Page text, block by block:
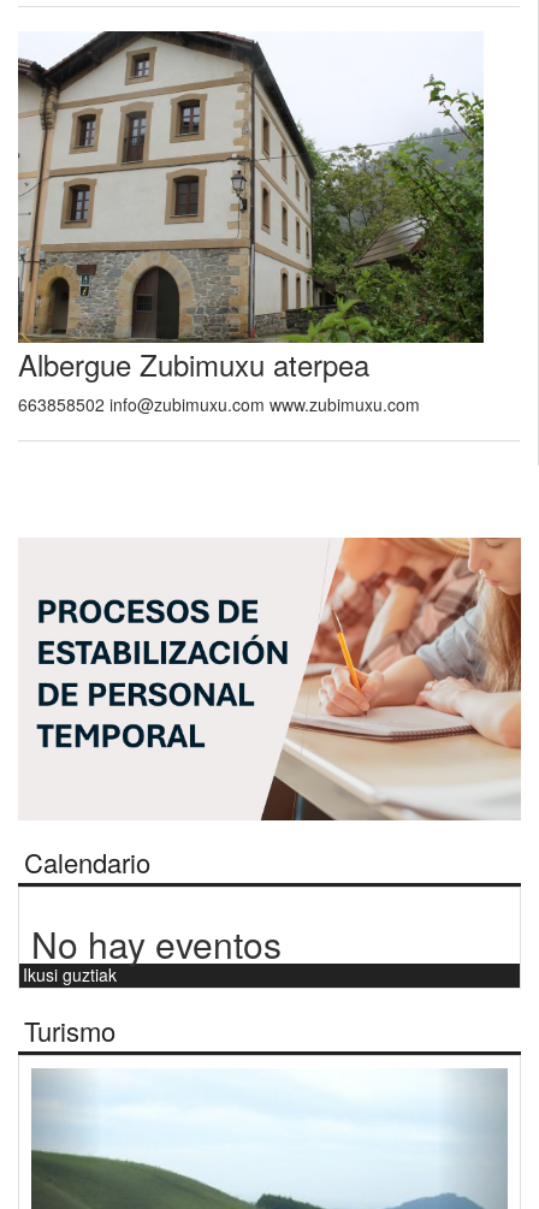
Albergue Zubimuxu aterpea
663858502 info@zubimuxu.com www.zubimuxu.com
Calendario
No hay eventos
Ikusi guztiak
Turismo